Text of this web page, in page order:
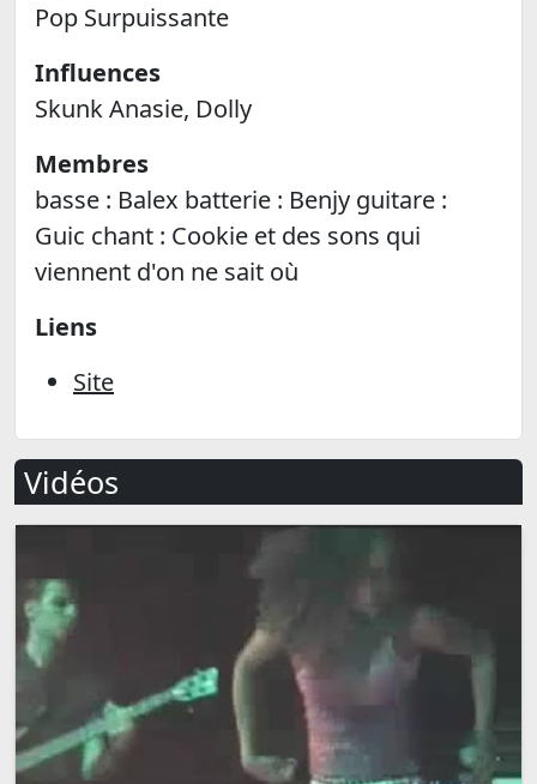
Pop Surpuissante
Influences
Skunk Anasie, Dolly
Membres
basse : Balex batterie : Benjy guitare :
Guic chant : Cookie et des sons qui
viennent d'on ne sait où
Liens
Site
Vidéos